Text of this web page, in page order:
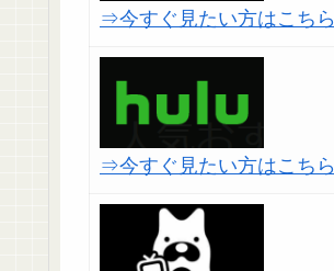
⇒今すぐ見たい方はこちら
⇒今すぐ見たい方はこちら